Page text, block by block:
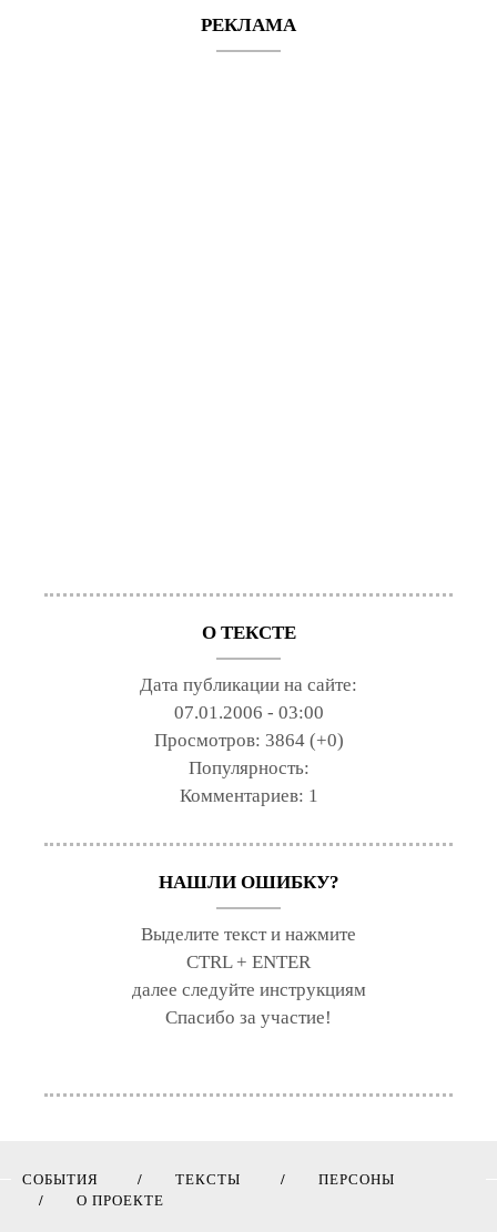
РЕКЛАМА
О ТЕКСТЕ
Дата публикации на сайте:
07.01.2006 - 03:00
Просмотров: 3864 (+0)
Популярность:
Комментариев: 1
НАШЛИ ОШИБКУ?
Выделите текст и нажмите
CTRL + ENTER
далее следуйте инструкциям
Спасибо за участие!
СОБЫТИЯ ТЕКСТЫ
ПЕРСОНЫ
О ПРОЕКТЕ